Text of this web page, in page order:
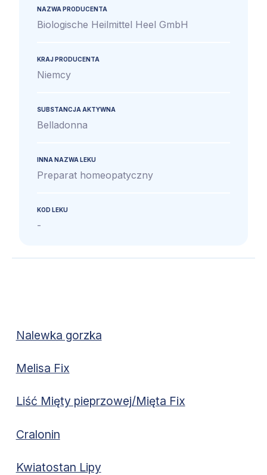
NAZWA PRODUCENTA
Biologische Heilmittel Heel GmbH
KRAJ PRODUCENTA
Niemcy
SUBSTANCJA AKTYWNA
Belladonna
INNA NAZWA LEKU
Preparat homeopatyczny
KOD LEKU
-
Nalewka gorzka
Melisa Fix
Liść Mięty pieprzowej/Mięta Fix
Cralonin
Kwiatostan Lipy